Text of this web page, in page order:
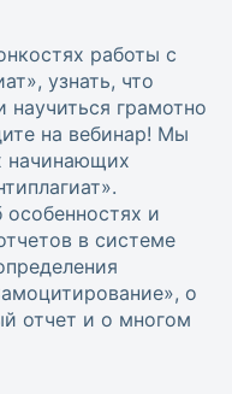
работы с
узнать, что
научиться грамотно
на вебинар! Мы
начинающих
и
в системе
о
отчет и о многом